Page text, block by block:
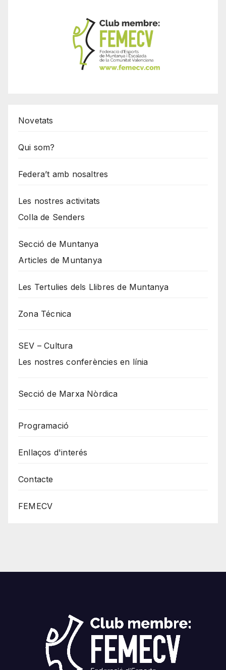
Novetats
Qui som?
Federa’t amb nosaltres
Les nostres activitats
Colla de Senders
Secció de Muntanya
Articles de Muntanya
Les Tertulies dels Llibres de Muntanya
Zona Técnica
SEV – Cultura
Les nostres conferències en línia
Secció de Marxa Nòrdica
Programació
Enllaços d'interés
Contacte
FEMECV